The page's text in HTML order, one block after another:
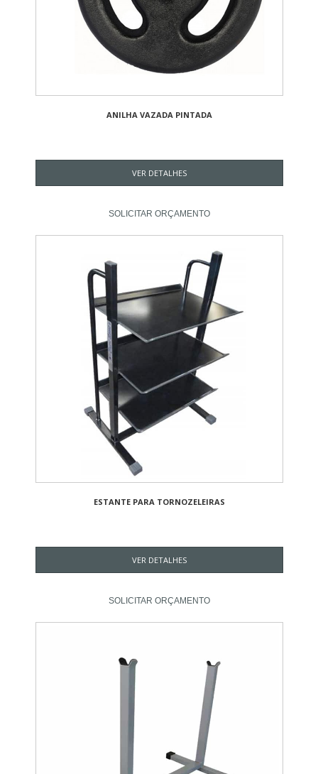
ANILHA VAZADA PINTADA
VER DETALHES
SOLICITAR ORÇAMENTO
ESTANTE PARA TORNOZELEIRAS
VER DETALHES
SOLICITAR ORÇAMENTO